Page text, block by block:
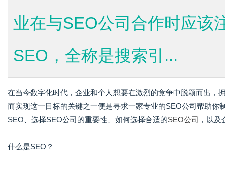
业在与SEO公司合作时应该
SEO，全称是搜索引...
在当今数字化时代，企业和个人想要在激烈的竞争中脱颖而出，
而实现这一目标的关键之一便是寻求一家专业的SEO公司帮助
SEO、选择SEO公司的重要性、如何选择合适的SEO公司 ，以
什么是SEO？